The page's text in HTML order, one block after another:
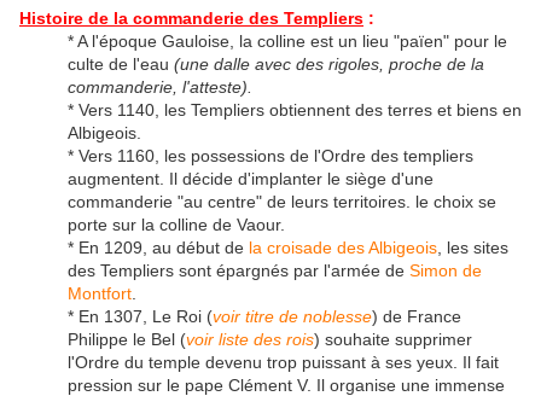
Histoire de la commanderie des Templiers :
* A l'époque Gauloise, la colline est un lieu "païen" pour le
culte de l'eau (une dalle avec des rigoles, proche de la
commanderie, l'atteste).
* Vers 1140, les Templiers obtiennent des terres et biens en
Albigeois.
* Vers 1160, les possessions de l'Ordre des templiers
augmentent. Il décide d'implanter le siège d'une
commanderie "au centre" de leurs territoires. le choix se
porte sur la colline de Vaour.
* En 1209, au début de la croisade des Albigeois , les sites
des Templiers sont épargnés par l'armée de Simon de
Montfort
* En 1307, Le Roi (voir titre de noblesse) de France
Philippe le Bel (voir liste des rois) souhaite supprimer
l'Ordre du temple devenu trop puissant à ses yeux. Il fait
pression sur le pape Clément V. Il organise une immense